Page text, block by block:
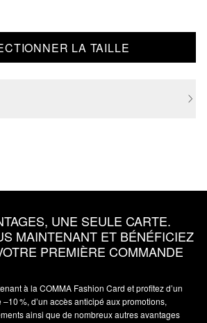
LA TAILLE
UNE SEULE CARTE.
MAINTENANT ET BÉNÉFICIEZ
PREMIÈRE COMMANDE
à la COMMA Fashion Card et profitez d’un
%, d’un accès anticipé aux promotions,
ainsi que de nombreux autres avantages